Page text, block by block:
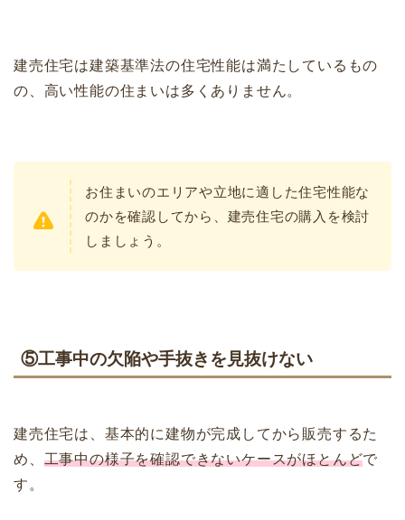
建売住宅は建築基準法の住宅性能は満たしているもの
の、高い性能の住まいは多くありません。
お住まいのエリアや立地に適した住宅性能な
のかを確認してから、建売住宅の購入を検討
しましょう。
⑤工事中の欠陥や手抜きを見抜けない
建売住宅は、基本的に建物が完成してから販売するた
め、 工事中の様子を確認できないケースがほとんどで
す。